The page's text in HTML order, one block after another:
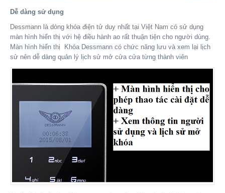
Dễ dàng sử dụng
Dessmann là dòng khóa điện tử duy nhất tại Việt Nam có sử dụng
màn hình hiển thị với hệ điều hành ao rất thuận tiện cho người dùng.
Màn hình hiển thị Khóa Dessmann có chức năng lưu và xem lại lịch
sử nên dễ dàng quản lý lịch sử mở cửa cửa từng thành viên